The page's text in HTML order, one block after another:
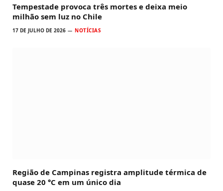
Tempestade provoca três mortes e deixa meio
milhão sem luz no Chile
17 DE JULHO DE 2026 NOTÍCIAS
Região de Campinas registra amplitude térmica de
quase 20 °C em um único dia